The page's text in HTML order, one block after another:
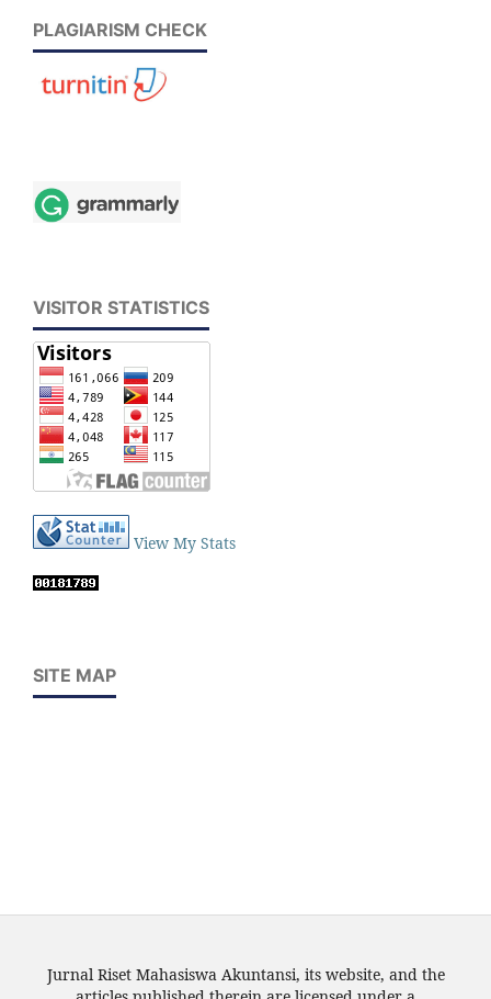
PLAGIARISM CHECK
VISITOR STATISTICS
View My Stats
SITE MAP
Jurnal Riset Mahasiswa Akuntansi, its website, and the